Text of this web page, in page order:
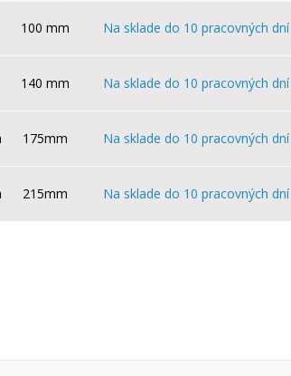
100 mm Na sklade do 10 pracovných dní
140 mm Na sklade do 10 pracovných dní
175mm Na sklade do 10 pracovných dní
215mm Na sklade do 10 pracovných dní